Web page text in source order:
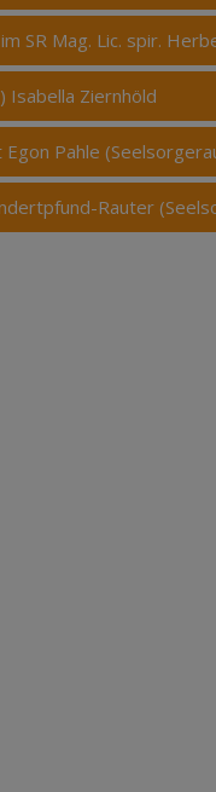
SR Mag. Lic. spir.
Isabella Ziernhöld
Pahle
Rauter